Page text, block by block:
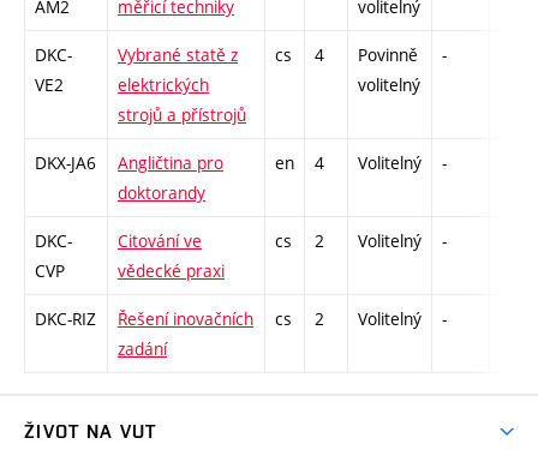
AM2
měřicí techniky
volitelný
DKC-
VE2
Vybrané statě z
elektrických
strojů a přístrojů
cs 4
Povinně
volitelný
-
DKX-JA6
Angličtina pro
doktorandy
en 4 Volitelný -
DKC-
CVP
Citování ve
vědecké praxi
cs 2 Volitelný -
DKC-RIZ
Řešení inovačních
zadání
cs 2 Volitelný -
ŽIVOT NA VUT